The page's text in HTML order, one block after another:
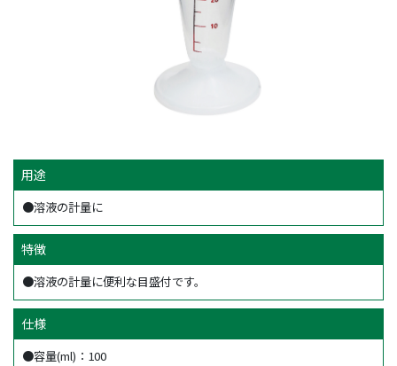
用途
●溶液の計量に
特徴
●溶液の計量に便利な目盛付です。
仕様
●容量(ml)：100